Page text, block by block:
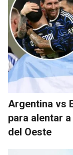
Argentina vs
para alentar
del Oeste